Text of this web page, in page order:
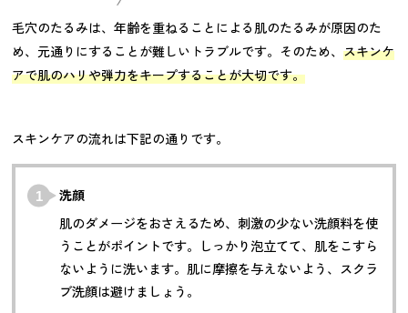
毛穴のたるみは、年齢を重ねることによる肌のたるみが原因のた
め、元通りにすることが難しいトラブルです。そのため、スキンケ
アで肌のハリや弾力をキープすることが大切です。
スキンケアの流れは下記の通りです。
洗顔
肌のダメージをおさえるため、刺激の少ない洗顔料を使
うことがポイントです。しっかり泡立てて、肌をこすら
ないように洗います。肌に摩擦を与えないよう、スクラ
ブ洗顔は避けましょう。